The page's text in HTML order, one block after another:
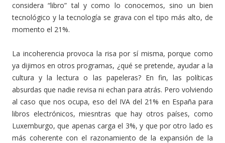
considera “libro” tal y como lo conocemos, sino un bien
tecnológico y la tecnología se grava con el tipo más alto, de
momento el 21%.
La incoherencia provoca la risa por sí misma, porque como
ya dijimos en otros programas, ¿qué se pretende, ayudar a la
cultura y la lectura o las papeleras? En fin, las políticas
absurdas que nadie revisa ni echan para atrás. Pero volviendo
al caso que nos ocupa, eso del IVA del 21% en España para
libros electrónicos, miesntras que hay otros países, como
Luxemburgo, que apenas carga el 3%, y que por otro lado es
más coherente con el razonamiento de la expansión de la